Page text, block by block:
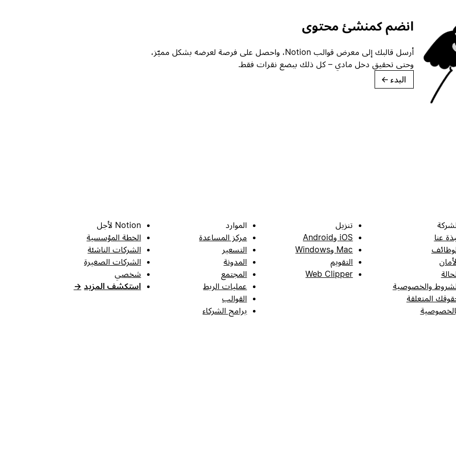
انضم كمنشئ محتوى
أرسل قالبك إلى معرض قوالب Notion، واحصل على فرصة لعرضه بشكل مميّز،
وحتى تحقيق دخل مادي – كل ذلك ببضع نقرات فقط.
البدء →
عنا
والخصوصية
المتعلقة
تنزيل
iOS وAndroid
Mac وWindows
التقويم
Web Clipper
الموارد
مركز المساعدة
التسعير
المدونة
المجتمع
عمليات الربط
القوالب
برامج الشركاء
Notion لأجل
الخطة المؤسسية
الشركات الناشئة
الشركات الصغيرة
شخصي
استكشف المزيد →